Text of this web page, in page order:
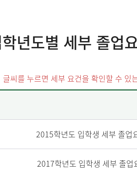
년도별 세부 졸업
글씨를 누르면 세부 요건을 확인할 수 있
2015학년도 입학생 세부 졸업
2017학년도 입학생 세부 졸업